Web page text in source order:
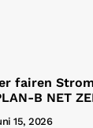
fairen
B NET
15, 2026